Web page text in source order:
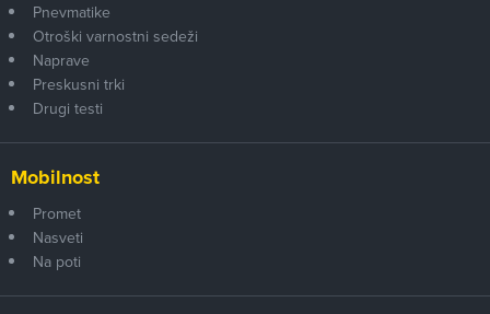
Pnevmatike
Otroški varnostni sedeži
Naprave
Preskusni trki
Drugi testi
Mobilnost
Promet
Nasveti
Na poti